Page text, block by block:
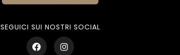
SEGUICI SUI NOSTRI SOCIAL